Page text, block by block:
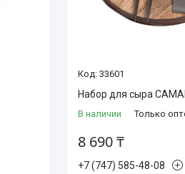
33601
Набор для сыра
В наличии Только
8 690 ₸
+7 (747) 585-48-08